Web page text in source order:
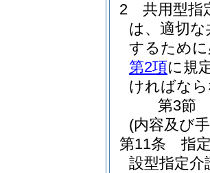
2
共用型指
は、適切
するため
第2項に規
ければな
第3節
(内容及び
第11条
指
設型指定介